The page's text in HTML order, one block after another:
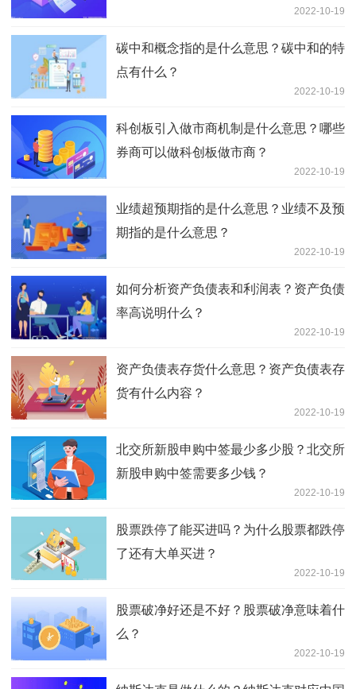
2022-10-19
碳中和概念指的是什么意思？碳中和的特
点有什么？
2022-10-19
科创板引入做市商机制是什么意思？哪些
券商可以做科创板做市商？
2022-10-19
业绩超预期指的是什么意思？业绩不及预
期指的是什么意思？
2022-10-19
如何分析资产负债表和利润表？资产负债
率高说明什么？
2022-10-19
资产负债表存货什么意思？资产负债表存
货有什么内容？
2022-10-19
北交所新股申购中签最少多少股？北交所
新股申购中签需要多少钱？
2022-10-19
股票跌停了能买进吗？为什么股票都跌停
了还有大单买进？
2022-10-19
股票破净好还是不好？股票破净意味着什
么？
2022-10-19